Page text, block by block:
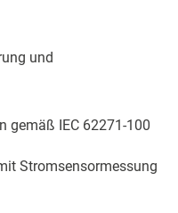
und
gemäß IEC 62271-100
Stromsensormessung